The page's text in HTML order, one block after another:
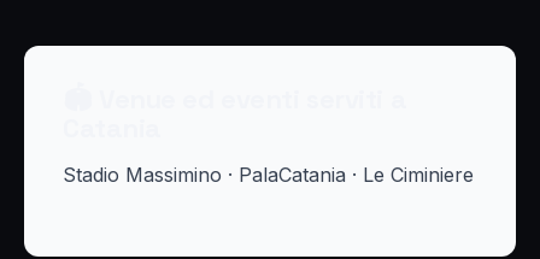
Stadio Massimino · PalaCatania · Le Ciminiere